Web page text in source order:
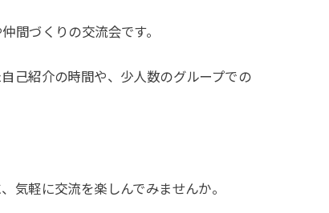
間づくりの交流会です。
己紹介の時間や、少人数のグループでの
気軽に交流を楽しんでみませんか。